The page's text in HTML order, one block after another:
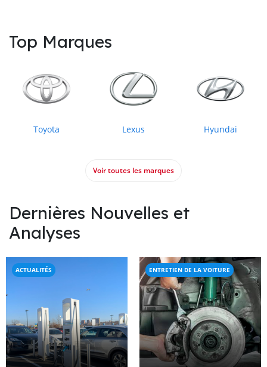
Top Marques
Toyota Lexus Hyundai
Voir toutes les marques
Dernières Nouvelles et
Analyses
ACTUALITÉS ENTRETIEN DE LA VOITURE